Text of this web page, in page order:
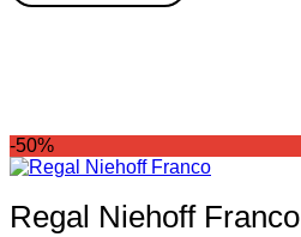
-50%
Regal Niehoff Franco